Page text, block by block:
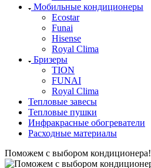
Мобильные кондиционеры
Ecostar
Funai
Hisense
Royal Clima
Бризеры
TION
FUNAI
Royal Clima
Тепловые завесы
Тепловые пушки
Инфракрасные обогреватели
Расходные материалы
Поможем с выбором кондиционера!